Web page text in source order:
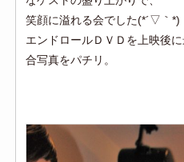
笑顔に溢れる会でした(*´▽｀*)
エンドロールＤＶＤを上映後
合写真をパチリ。